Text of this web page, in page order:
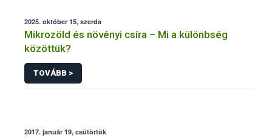
2025. október 15, szerda
Mikrozöld és növényi csíra – Mi a különbség
közöttük?
TOVÁBB >
2017. január 19, csütörtök